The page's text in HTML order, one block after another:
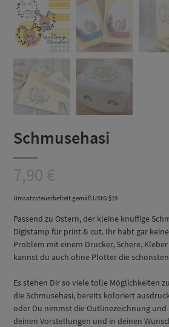
Schmusehasi
7,90 €
Umsatzsteuerbefreit gemäß UStG §19
Passend zu Ostern, der kleine knuffige
Digistamp für print & cut. Ihr habt gar
Problem mit einem Drucker, Schere,
kannst du auch ohne Plotter die
Es stehen Dir so viele tolle Möglichkeiten
die Schmusehasi, bereits koloriert
oder Du nimmst die Outlinezeichnung und
deinen Vorstellungen und in deinen